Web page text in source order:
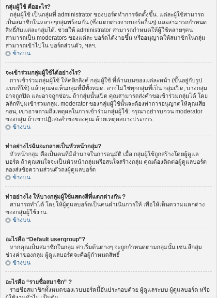
กลุ่มผู้ใช้ คืออะไร?
กลุ่มผู้ใช้ เป็นกลุ่มที่ administrator ของบอร์ดทำการจัดตั้งขึ้น. แต่ละผู้ใช้สามารถ
เป็นสมาชิกในหลายๆกลุ่มพร้อมกัน (ซึ่งแตกต่างจากบอร์ดอื่นๆ) และสามารถกำหนด
สิทธิ์กับแต่ละกลุ่มได้. ช่วยให้ administrator สามารถกำหนดให้ผู้ใช้หลายๆคน
สามารถเป็น moderators ของแต่ละ บอร์ดได้ง่ายขึ้น หรืออนุญาตให้สมาชิกในกลุ่ม
สามารถเข้าไปใน บอร์ดส่วนตัว, ฯลฯ.
ข้างบน
จะเข้าร่วมกลุ่มผู้ใช้ได้อย่างไร?
การเข้าร่วมกลุ่มผู้ใช้ ให้คลิกลิงค์ กลุ่มผู้ใช้ ที่ด้านบนของแต่ละหน้า (ขึ้นอยู่กับรูป
แบบที่ใช้) แล้วคุณจะเห็นกลุ่มที่มีทั้งหมด. อาจไม่ใช่ทุกกลุ่มที่เป็น กลุ่มเปิด, บางกลุ่ม
อาจถูกปิด และอาจถูกซ่อน. ถ้ากลุ่มนั้นเปิด คุณสามารถส่งคำขอเข้าร่วมกลุ่มได้ โดย
คลิกที่ปุ่มเข้าร่วมกลุ่ม. moderator ของกลุ่มผู้ใช้นั้นจะต้องทำการอนุญาตให้คุณเสีย
ก่อน, เขาอาจถามถึงเหตุผลในการเข้าร่วมกลุ่มผู้ใช้. กรุณาอย่ารบกวน moderator
ของกลุ่ม ถ้าเขาปฏิเสธคำขอของคุณ ด้วยเหตุผลบางประการ.
ข้างบน
ทำอย่างไรฉันจะกลายเป็นหัวหน้ากลุ่ม?
หัวหน้ากลุ่ม คือเป็นคนที่มีอำนาจในการอนุมัติ เมื่อ กลุ่มผู้ใช้ถูกสร้างโดยผู้ดูแล
บอร์ด ถ้าคุณสนใจจะเป็นหัวหน้ากลุ่มหรือสนใจสร้างกลุ่ม คุณต้องติดต่อผู้ดูแลบอร์ด
ลองส่งข้อความส่วนตัวถงผู้ดูแลบอร์ด
ข้างบน
ทำอย่างไง ให้บางกลุ่มผู้ใช้แสดงสีที่แตกต่างกัน ?
สามารถทำได้ โดยให้ผู้ดูแลบอร์ดเป็นคนดำเนินการให้ เพื่อให้เห็นความแตกต่าง
ของกลุ่มผู้ใช้งาน.
ข้างบน
อะไรคือ “Default usergroup”?
หากคุณเป็นสมาชิกในกลุ่ม ค่าเริ่มต้นต่างๆ จะถูกกำหนดตามกลุ่มนั้น เช่น สีกลุ่ม
ช่วงค่าของกลุ่ม ผู้ดูแลบอร์ดจะคือผู้กำหนดสิทธิ์
ข้างบน
อะไรคือ “รายชื่อสมาชิก” ?
รายชื่อสมาชิกทั้งหมดของเวบบอร์ดนี้อันประกอบด้วย ผู้ดูแลระบบ ผู้ดูแลบอร์ด หรือ